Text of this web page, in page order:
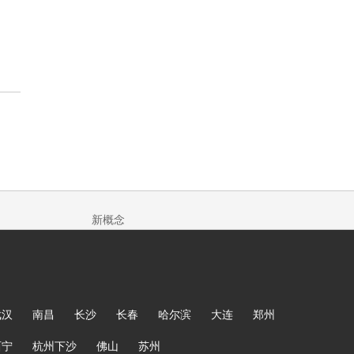
新概念
南昌 长沙 长春 哈尔滨 大连 郑州
杭州下沙 佛山 苏州